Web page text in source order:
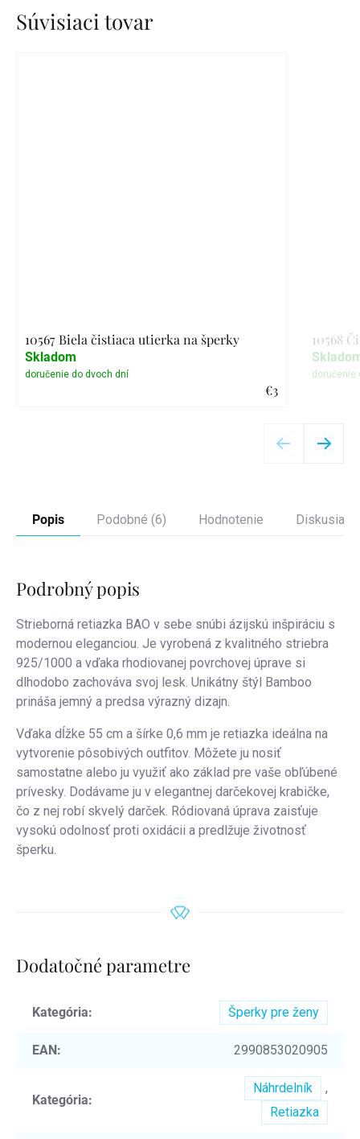
Súvisiaci tovar
10567 Biela čistiaca utierka na šperky
€3
Skladom
10568
Popis Podobné (6) Hodnotenie Diskusia
Podrobný popis
Strieborná retiazka BAO v sebe snúbi ázijskú inšpiráciu s
modernou eleganciou. Je vyrobená z kvalitného striebra
925/1000 a vďaka rhodiovanej povrchovej úprave si
dlhodobo zachováva svoj lesk. Unikátny štýl Bamboo
prináša jemný a predsa výrazný dizajn.
Vďaka dĺžke 55 cm a šírke 0,6 mm je retiazka ideálna na
vytvorenie pôsobivých outfitov. Môžete ju nosiť
samostatne alebo ju využiť ako základ pre vaše obľúbené
prívesky. Dodávame ju v elegantnej darčekovej krabičke,
čo z nej robí skvelý darček. Ródiovaná úprava zaisťuje
vysokú odolnosť proti oxidácii a predlžuje životnosť
šperku.
Dodatočné parametre
Kategória: Šperky pre ženy
EAN: 2990853020905
Kategória:
Náhrdelník
,
Retiazka